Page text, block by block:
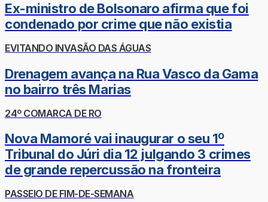
Ex-ministro de Bolsonaro afirma que foi
condenado por crime que não existia
EVITANDO INVASÃO DAS ÁGUAS
Drenagem avança na Rua Vasco da Gama
no bairro três Marias
24º COMARCA DE RO
Nova Mamoré vai inaugurar o seu 1º
Tribunal do Júri dia 12 julgando 3 crimes
de grande repercussão na fronteira
PASSEIO DE FIM-DE-SEMANA